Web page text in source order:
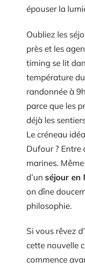
épouser la
Oubliez les
près et les
timing se lit
température
randonnée à
parce que les
déjà les
Le créneau
Dufour ? Entre
marines.
d’un séjour en
on dîne
philosophie.
Si vous rêvez
cette nouvelle
commence